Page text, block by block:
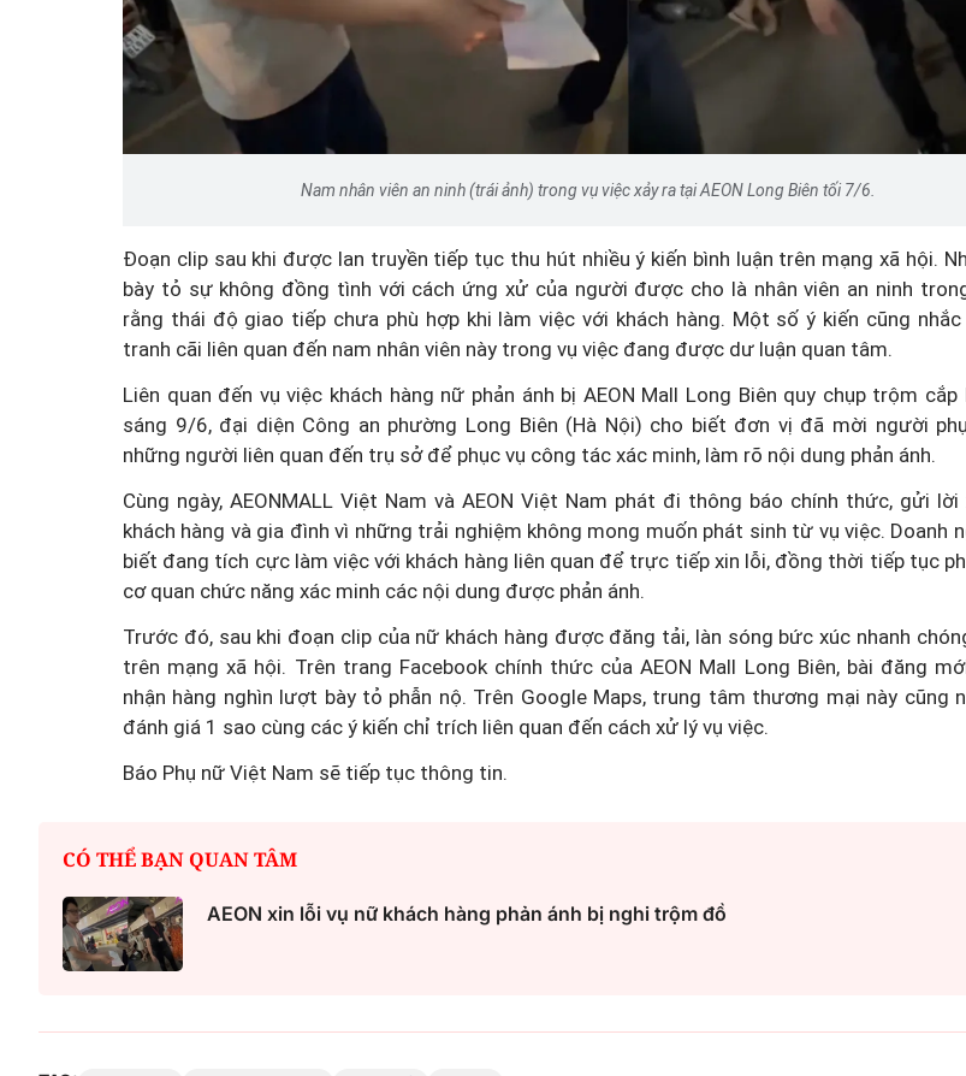
Nam nhân viên an ninh (trái ảnh) trong vụ việc xảy ra tại AEON Long Biên tối 7/6.
Đoạn clip sau khi được lan truyền tiếp tục thu hút nhiều ý kiến bình luận trên mạng xã hội.
bày tỏ sự không đồng tình với cách ứng xử của người được cho là nhân viên an ninh
rằng thái độ giao tiếp chưa phù hợp khi làm việc với khách hàng. Một số ý kiến cũng nhắc
tranh cãi liên quan đến nam nhân viên này trong vụ việc đang được dư luận quan tâm.
Liên quan đến vụ việc khách hàng nữ phản ánh bị AEON Mall Long Biên quy chụp trộm cắp
sáng 9/6, đại diện Công an phường Long Biên (Hà Nội) cho biết đơn vị đã mời người
những người liên quan đến trụ sở để phục vụ công tác xác minh, làm rõ nội dung phản ánh.
Cùng ngày, AEONMALL Việt Nam và AEON Việt Nam phát đi thông báo chính thức, gửi
khách hàng và gia đình vì những trải nghiệm không mong muốn phát sinh từ vụ việc. Doanh
biết đang tích cực làm việc với khách hàng liên quan để trực tiếp xin lỗi, đồng thời tiếp tục
cơ quan chức năng xác minh các nội dung được phản ánh.
Trước đó, sau khi đoạn clip của nữ khách hàng được đăng tải, làn sóng bức xúc nhanh
trên mạng xã hội. Trên trang Facebook chính thức của AEON Mall Long Biên, bài đăng
nhận hàng nghìn lượt bày tỏ phẫn nộ. Trên Google Maps, trung tâm thương mại này cũng
đánh giá 1 sao cùng các ý kiến chỉ trích liên quan đến cách xử lý vụ việc.
Báo Phụ nữ Việt Nam sẽ tiếp tục thông tin.
CÓ THỂ BẠN QUAN TÂM
AEON xin lỗi vụ nữ khách hàng phản ánh bị nghi trộm đồ
Đổi mới tư duy quản lý trong
Luật An toàn thực phẩm sửa đổi
Podcast: Đi chợ,
chuyển tiền - Phụ nữ
điện tử